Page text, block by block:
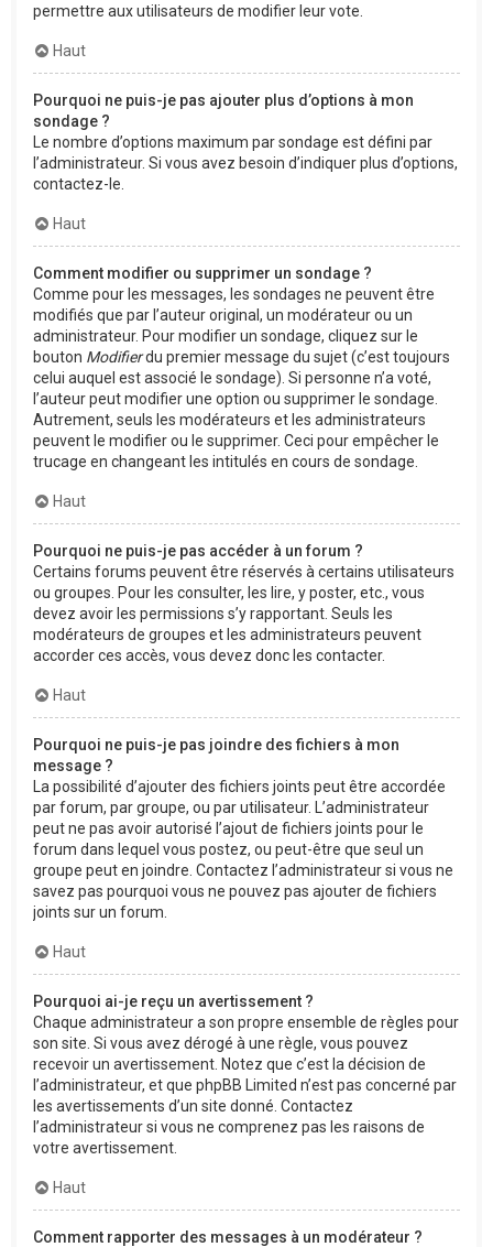
permettre aux utilisateurs de modifier leur vote.
Haut
Pourquoi ne puis-je pas ajouter plus d’options à mon
sondage ?
Le nombre d’options maximum par sondage est défini par
l’administrateur. Si vous avez besoin d’indiquer plus d’options,
contactez-le.
Haut
Comment modifier ou supprimer un sondage ?
Comme pour les messages, les sondages ne peuvent être
modifiés que par l’auteur original, un modérateur ou un
administrateur. Pour modifier un sondage, cliquez sur le
bouton Modifierdu premier message du sujet (c’est toujours
celui auquel est associé le sondage). Si personne n’a voté,
l’auteur peut modifier une option ou supprimer le sondage.
Autrement, seuls les modérateurs et les administrateurs
peuvent le modifier ou le supprimer. Ceci pour empêcher le
trucage en changeant les intitulés en cours de sondage.
Haut
Pourquoi ne puis-je pas accéder à un forum ?
Certains forums peuvent être réservés à certains utilisateurs
ou groupes. Pour les consulter, les lire, y poster, etc., vous
devez avoir les permissions s’y rapportant. Seuls les
modérateurs de groupes et les administrateurs peuvent
accorder ces accès, vous devez donc les contacter.
Haut
Pourquoi ne puis-je pas joindre des fichiers à mon
message ?
La possibilité d’ajouter des fichiers joints peut être accordée
par forum, par groupe, ou par utilisateur. L’administrateur
peut ne pas avoir autorisé l’ajout de fichiers joints pour le
forum dans lequel vous postez, ou peut-être que seul un
groupe peut en joindre. Contactez l’administrateur si vous ne
savez pas pourquoi vous ne pouvez pas ajouter de fichiers
joints sur un forum.
Haut
Pourquoi ai-je reçu un avertissement ?
Chaque administrateur a son propre ensemble de règles pour
son site. Si vous avez dérogé à une règle, vous pouvez
recevoir un avertissement. Notez que c’est la décision de
l’administrateur, et que phpBB Limited n’est pas concerné par
les avertissements d’un site donné. Contactez
l’administrateur si vous ne comprenez pas les raisons de
votre avertissement.
Haut
Comment rapporter des messages à un modérateur ?